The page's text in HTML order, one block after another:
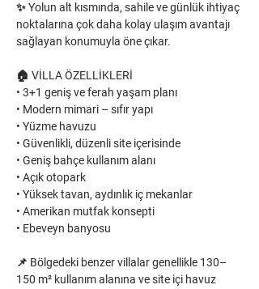
✨ Yolun alt kısmında, sahile ve günlük ihtiyaç
noktalarına çok daha kolay ulaşım avantajı
sağlayan konumuyla öne çıkar.
🏠 VİLLA ÖZELLİKLERİ
• 3+1 geniş ve ferah yaşam planı
• Modern mimari – sıfır yapı
• Yüzme havuzu
• Güvenlikli, düzenli site içerisinde
• Geniş bahçe kullanım alanı
• Açık otopark
• Yüksek tavan, aydınlık iç mekanlar
• Amerikan mutfak konsepti
• Ebeveyn banyosu
📌 Bölgedeki benzer villalar genellikle 130–
150 m² kullanım alanına ve site içi havuz